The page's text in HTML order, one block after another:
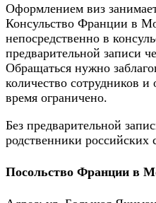
Оформлением виз
Консульство Франции в
непосредственно в
предварительной записи
Обращаться нужно
количество сотрудников и
время ограничено.
Без предварительной
родственники российских
Посольство Франции в